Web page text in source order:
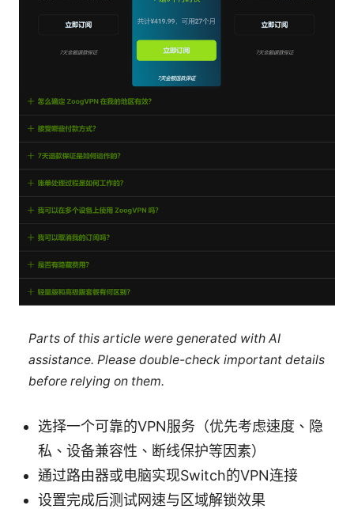
Parts of this article were generated with AI
assistance. Please double-check important details
before relying on them.
选择一个可靠的VPN服务（优先考虑速度、隐
私、设备兼容性、断线保护等因素）
通过路由器或电脑实现Switch的VPN连接
设置完成后测试网速与区域解锁效果